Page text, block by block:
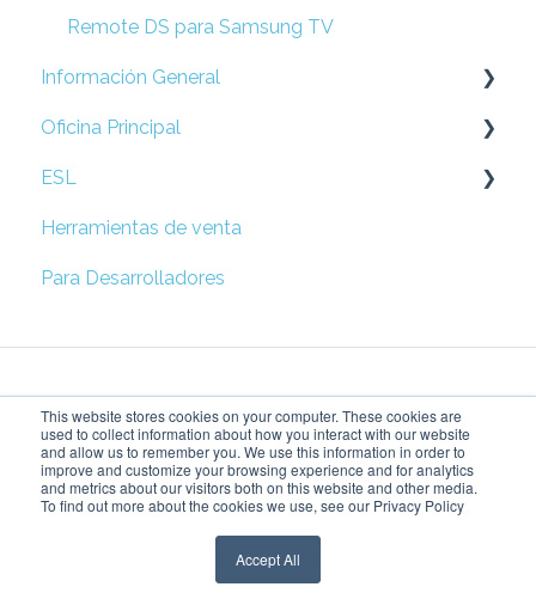
This website stores cookies on your computer. These cookies are
used to collect information about how you interact with our website
and allow us to remember you. We use this information in order to
improve and customize your browsing experience and for analytics
and metrics about our visitors both on this website and other media.
To find out more about the cookies we use, see our Privacy Policy
Accept All
Remote DS para Samsung TV
Información General
Preguntas Frecuentes
Oficina Principal
Prepare su Red
Configuración de Locación
Campañas
Configuración de Accesos
Price Tag Manager
ESL
Esl
Herramientas de venta
Para Desarrolladores
Dando vida a tu visión
del retail
Copyright © 2026,
SensorMedia Inc.